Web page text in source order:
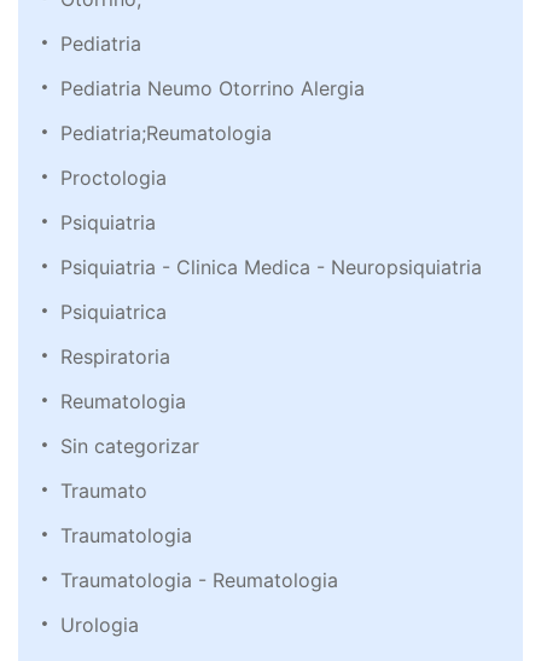
Pediatria
Pediatria Neumo Otorrino Alergia
Pediatria;Reumatologia
Proctologia
Psiquiatria
Psiquiatria - Clinica Medica - Neuropsiquiatria
Psiquiatrica
Respiratoria
Reumatologia
Sin categorizar
Traumato
Traumatologia
Traumatologia - Reumatologia
Urologia